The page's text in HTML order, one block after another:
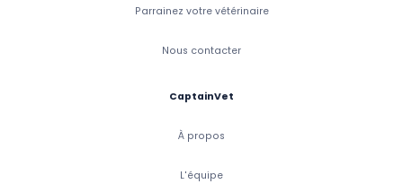
Parrainez votre vétérinaire
Nous contacter
CaptainVet
À propos
L'équipe